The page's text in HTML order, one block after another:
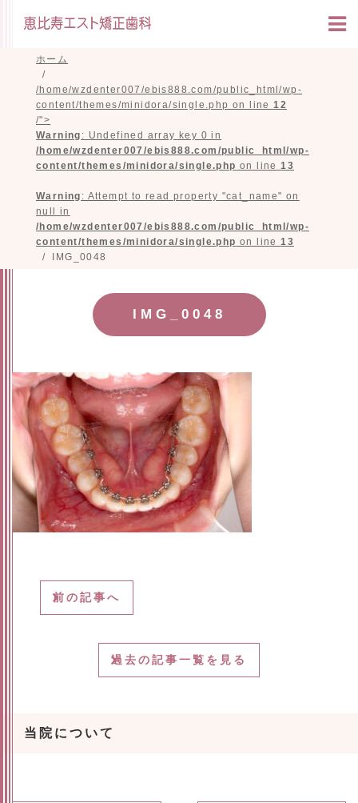
ホーム
/home/wzdenter007/ebis888.com/public_html/wp-
content/themes/minidora/single.php on line12
/">
Warning : Undefined array key 0 in
/home/wzdenter007/ebis888.com/public_html/wp-
content/themes/minidora/single.php on line13
Warning : Attempt to read property "cat_name" on
null in
/home/wzdenter007/ebis888.com/public_html/wp-
content/themes/minidora/single.php on line13
IMG_0048
IMG_0048
前の記事へ
過去の記事一覧を見る
当院について